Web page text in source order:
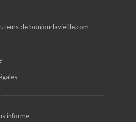
de bonjourlavieille.com
informe